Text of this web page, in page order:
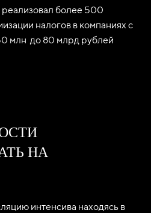
реализовал более 500
налогов в компаниях с
млн до 80 млрд рублей
НА
интенсива находясь в